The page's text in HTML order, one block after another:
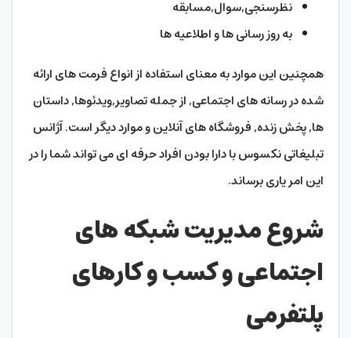
نظرسنجی,سوال,مسابقه
به روز رسانی ها و اطلاعیه ها
همچنین این موارد به معنای استفاده از انواع فرمت های ارائه
شده در رسانه های اجتماعی, از جمله تصاویر,ویدئوها, داستان
ها, پخش زنده, فروشگاه های آنلاین و موارد دیگر است. آژانس
تبلیغاتی نکسوس با دارا بودن افراد حرفه ای می تواند شما را در
این امر یاری برساند.
شروع مدیریت شبکه های
اجتماعی و کسب و کارهای
پلتفرمی